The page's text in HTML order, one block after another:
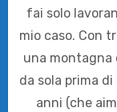
fai solo
mio caso. Con
una montagna
da sola prima
anni (che